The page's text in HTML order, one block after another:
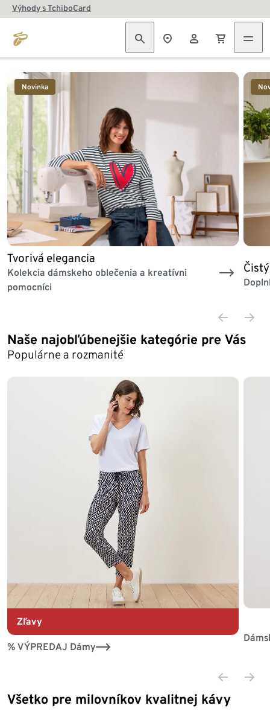
Výhody s TchiboCard
Novinka
Tvorivá elegancia
Kolekcia dámskeho oblečenia a kreatívni
pomocníci
Naše najobľúbenejšie kategórie pre Vás
Populárne a rozmanité
Zľavy
% VÝPREDAJ Dámy
Všetko pre milovníkov kvalitnej kávy
Koniec zoznamu